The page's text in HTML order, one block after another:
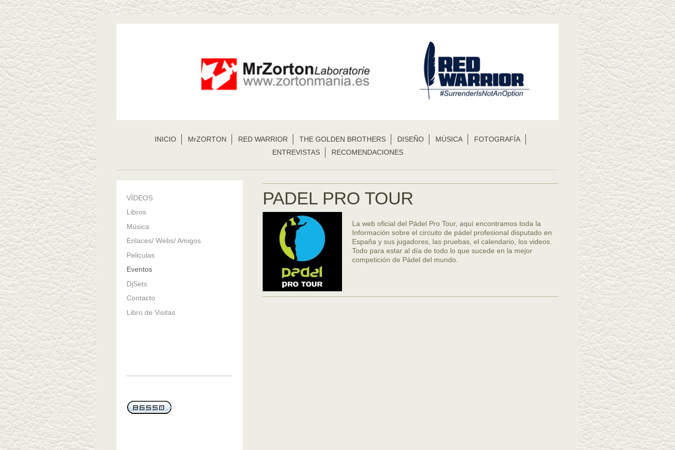
INICIO MrZORTON RED WARRIOR THE GOLDEN BROTHERS DISEÑO MÚSICA
FOTOGRAFÍA
ENTREVISTAS
RECOMENDACIONES
PADEL PRO TOUR
La web oficial del Pádel Pro Tour, aquí encontramos toda la
Información sobre el circuito de pádel profesional disputado en
España y sus jugadores, las pruebas, el calendario, los videos.
Todo para estar al día de todo lo que sucede en la mejor
competición de Pádel del mundo.
VÍDEOS
Libros
Música
Enlaces/ Webs/ Amigos
Peliculas
Eventos
DjSets
Contacto
Libro de Visitas